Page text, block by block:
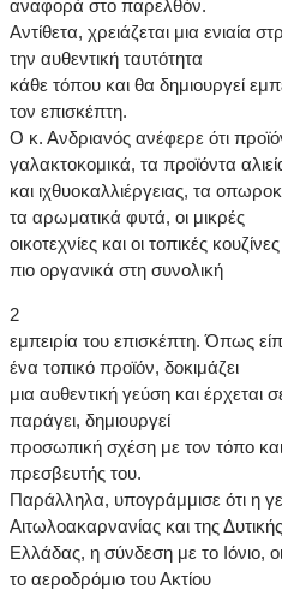
αναφορά στο παρελθόν.
Αντίθετα, χρειάζεται μια ενιαία
την αυθεντική ταυτότητα
κάθε τόπου και θα δημιουργεί
τον επισκέπτη.
Ο κ. Ανδριανός ανέφερε ότι
γαλακτοκομικά, τα προϊόντα
και ιχθυοκαλλιέργειας, τα
τα αρωματικά φυτά, οι μικρές
οικοτεχνίες και οι τοπικές
πιο οργανικά στη συνολική
2
εμπειρία του επισκέπτη. Όπως
ένα τοπικό προϊόν, δοκιμάζει
μια αυθεντική γεύση και
παράγει, δημιουργεί
προσωπική σχέση με τον τόπο και
πρεσβευτής του.
Παράλληλα, υπογράμμισε ότι η
Αιτωλοακαρνανίας και της Δυτικής
Ελλάδας, η σύνδεση με το Ιόνιο,
το αεροδρόμιο του Ακτίου